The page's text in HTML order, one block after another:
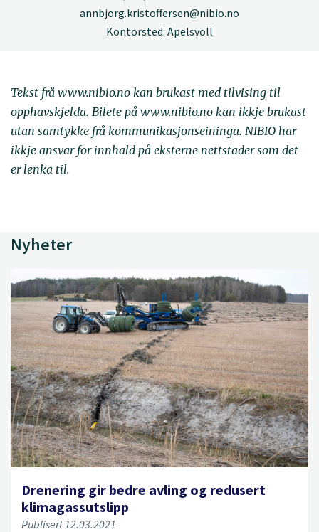
annbjorg.kristoffersen@nibio.no
Kontorsted: Apelsvoll
Tekst frå www.nibio.no kan brukast med tilvising til
opphavskjelda. Bilete på www.nibio.no kan ikkje brukast
utan samtykke frå kommunikasjonseininga. NIBIO har
ikkje ansvar for innhald på eksterne nettstader som det
er lenka til.
Nyheter
Drenering gir bedre avling og redusert
klimagassutslipp
Publisert 12.03.2021